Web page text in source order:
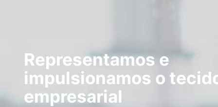
Representamos e
impulsionamos o
empresarial